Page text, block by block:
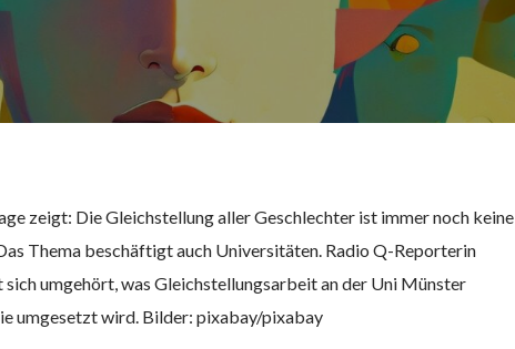
zeigt: Die Gleichstellung aller Geschlechter ist immer noch keine
Thema beschäftigt auch Universitäten. Radio Q-Reporterin
sich umgehört, was Gleichstellungsarbeit an der Uni Münster
umgesetzt wird. Bilder: pixabay/pixabay